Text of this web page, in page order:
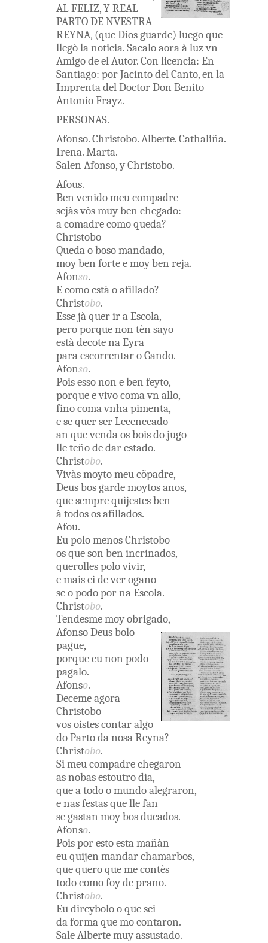
ALFELIZ,YREAL
PARTODENVESTRA
REYNA, (queDiosguarde) luegoque
llegòlanoticia.Sacaloaoraàluzvn
Amigode elAutor.Con licencia: En
Santiago: porJacintodelCanto,en la
ImprentadelDoctorDon Benito
AntonioFrayz.
PERSONAS.
Afonso.Christobo.Alberte.Cathaliña.
Irena.Marta.
Salen Afonso,yChristobo.
Afous.
Ben venidomeucompadre
sejàsvòsmuyben chegado:
acomadrecomoqueda?
Christobo
Quedaobosomandado,
moyben forteemoyben reja.
Afonso.
Ecomoestàoafillado?
Christobo.
EssejàqueriraEscola,
peroporquenon tèn sayo
estàdecotenaEyra
paraescorrentaroGando.
Afonso.
Poisessonon eben feyto,
porqueevivocomavn allo,
finocomavnhapimenta,
esequerserLecenceado
an quevendaosboisdojugo
lleteñodedarestado.
Christobo.
Vivàsmoytomeucõpadre,
Deusbosgardemoytosanos,
quesemprequijestesben
àtodososafillados.
Afou.
EupolomenosChristobo
osqueson ben incrinados,
querollespolovivir,
emaiseideverogano
seopodopornaEscola.
Christobo.
Tendesmemoyobrigado,
AfonsoDeusbolo
pague,
porqueeunon podo
pagalo.
Afonso.
Decemeagora
Christobo
vosoistescontaralgo
doPartodanosaReyna?
Christobo.
Simeucompadrechegaron
asnobasestoutrodia,
queatodoomundoalegraron,
enasfestasquellefan
segastan moybosducados.
Afonso.
Poisporestoestamañàn
euquijen mandarchamarbos,
quequeroquemecontès
todocomofoydeprano.
Christobo.
Eudireybolooquesei
daformaquemocontaron.
SaleAlbertemuyassustado.